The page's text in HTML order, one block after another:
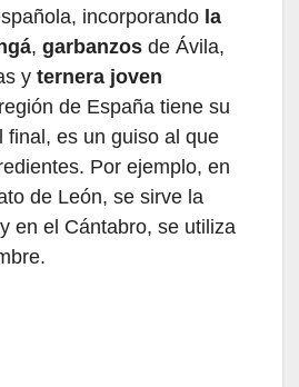
incorporando la
, garbanzos de Ávila,
y ternera joven
de España tiene su
final, es un guiso al que
Por ejemplo, en
de León, se sirve la
en el Cántabro, se utiliza